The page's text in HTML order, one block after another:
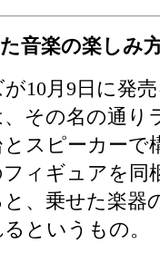
音楽の楽しみ
10月9日に発
、その名の通
スピーカーで
ィギュアを同
、乗せた楽器
というもの。